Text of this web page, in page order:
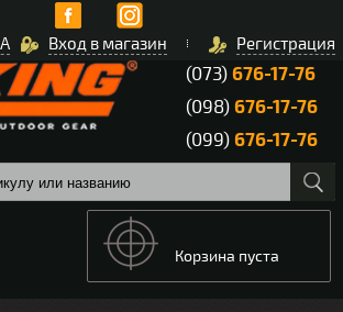
Вход в магазин Регистрация
(073)676-17-76
(098)676-17-76
(099)676-17-76
Корзина пуста